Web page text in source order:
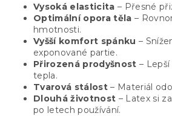
Vysoká elasticita – Přesné
Optimální opora těla –
hmotnosti.
Vyšší komfort spánku –
exponované partie.
Přirozená prodyšnost –
tepla.
Tvarová stálost – Materiál
Dlouhá životnost – Latex si
po letech používání.